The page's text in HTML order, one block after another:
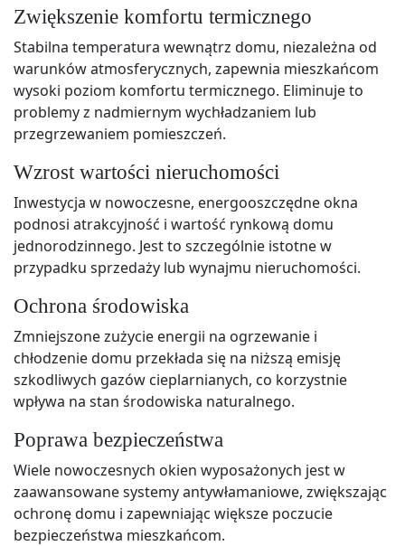
Zwiększenie komfortu termicznego
Stabilna temperatura wewnątrz domu, niezależna od
warunków atmosferycznych, zapewnia mieszkańcom
wysoki poziom komfortu termicznego. Eliminuje to
problemy z nadmiernym wychładzaniem lub
przegrzewaniem pomieszczeń.
Wzrost wartości nieruchomości
Inwestycja w nowoczesne, energooszczędne okna
podnosi atrakcyjność i wartość rynkową domu
jednorodzinnego. Jest to szczególnie istotne w
przypadku sprzedaży lub wynajmu nieruchomości.
Ochrona środowiska
Zmniejszone zużycie energii na ogrzewanie i
chłodzenie domu przekłada się na niższą emisję
szkodliwych gazów cieplarnianych, co korzystnie
wpływa na stan środowiska naturalnego.
Poprawa bezpieczeństwa
Wiele nowoczesnych okien wyposażonych jest w
zaawansowane systemy antywłamaniowe, zwiększając
ochronę domu i zapewniając większe poczucie
bezpieczeństwa mieszkańcom.